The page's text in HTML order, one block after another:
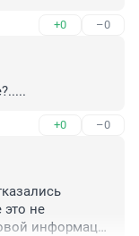
+0 –0
+0 –0
это не
информации